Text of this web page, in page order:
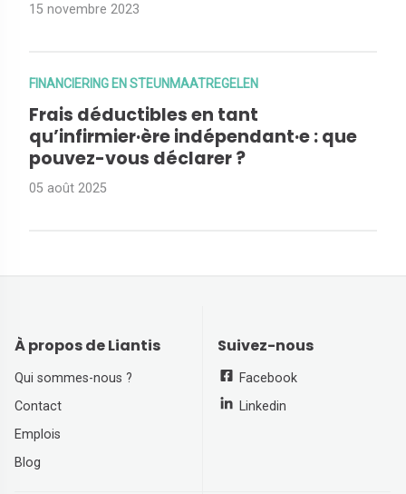
15 novembre 2023
FINANCIERING EN STEUNMAATREGELEN
Frais déductibles en tant
qu’infirmier·ère indépendant·e : que
pouvez-vous déclarer ?
05 août 2025
À propos de Liantis
Qui sommes-nous ?
Contact
Emplois
Blog
Suivez-nous
Facebook
Linkedin